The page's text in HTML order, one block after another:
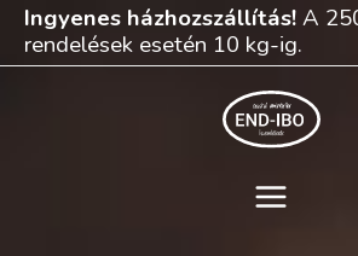
Skip
content
Ingyenes házhozszállítás!A
rendelések esetén 10 kg-ig.